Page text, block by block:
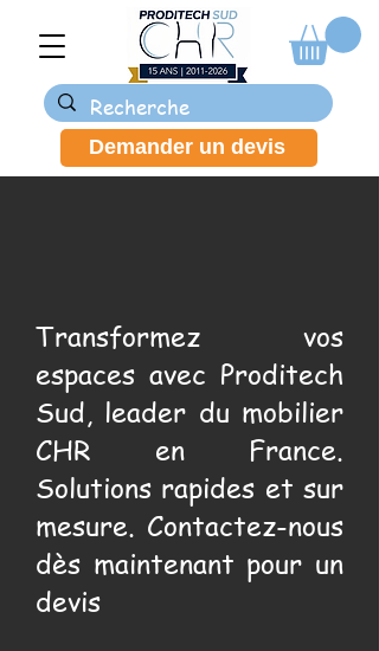
Demander un devis
Transformez vos
espaces avec Proditech
Sud, leader du mobilier
CHR en France.
Solutions rapides et sur
mesure. Contactez-nous
dès maintenant pour un
devis